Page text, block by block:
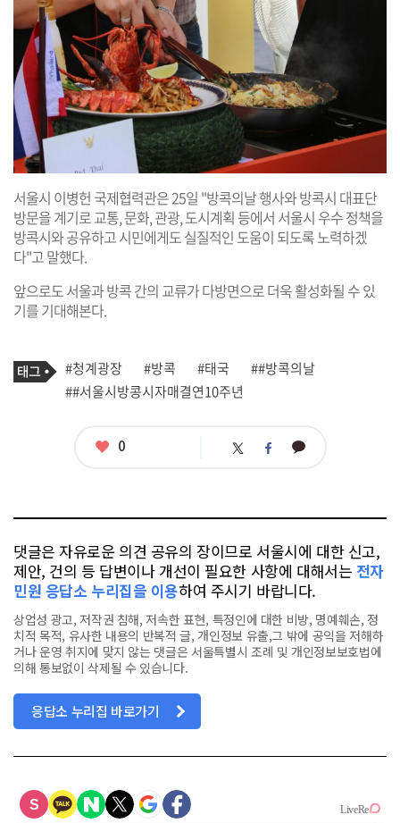
서울시 이병헌 국제협력관은 25일 "방콕의날 행사와 방콕시 대표단
방문을 계기로 교통, 문화, 관광, 도시계획 등에서 서울시 우수 정책을
방콕시와 공유하고 시민에게도 실질적인 도움이 되도록 노력하겠
다"고 말했다.
앞으로도 서울과 방콕 간의 교류가 다방면으로 더욱 활성화될 수 있
기를 기대해본다.
기
사
관
련
태
그
#청계광장 #방콕 #태국
##방콕의날
##서울시방콩시자매결연10주년
좋
0 트 페 카
댓글은 자유로운 의견 공유의 장이므로 서울시에 대한 신고,
제안, 건의 등 답변이나 개선이 필요한 사항에 대해서는 전자
민원 응답소 누리집을 이용하여 주시기 바랍니다.
상업성 광고, 저작권 침해, 저속한 표현, 특정인에 대한 비방, 명예훼손, 정
치적 목적, 유사한 내용의 반복적 글, 개인정보 유출,그 밖에 공익을 저해하
거나 운영 취지에 맞지 않는 댓글은 서울특별시 조례 및 개인정보보호법에
의해 통보없이 삭제될 수 있습니다.
응답소 누리집 바로가기